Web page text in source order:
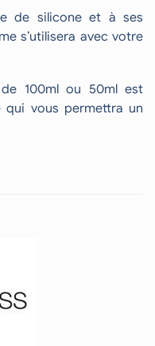
de silicone et à ses
s’utilisera avec votre
100ml ou 50ml est
qui vous permettra un